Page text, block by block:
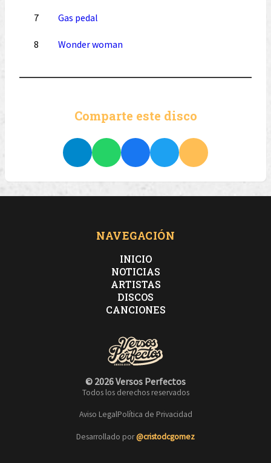
7 Gas pedal
8 Wonder woman
Comparte este disco
NAVEGACIÓN
INICIO
NOTICIAS
ARTISTAS
DISCOS
CANCIONES
© 2026 Versos Perfectos
Todos los derechos reservados
Aviso LegalPolítica de Privacidad
Desarrollado por@cristodcgomez